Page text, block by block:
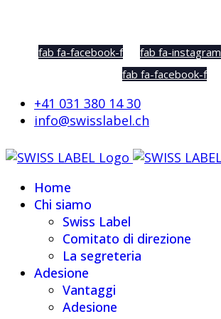
fab fa-facebook-f fab fa-instagram
fab fa-facebook-f
+41 031 380 14 30
info@swisslabel.ch
Home
Chi siamo
Swiss Label
Comitato di direzione
La segreteria
Adesione
Vantaggi
Adesione